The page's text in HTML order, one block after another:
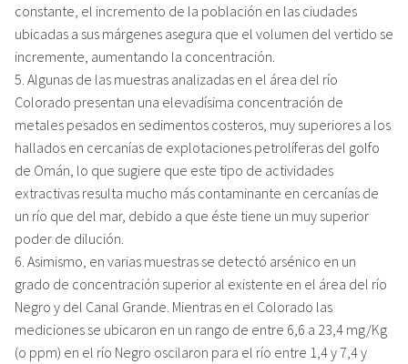
constante, el incremento de la población en las ciudades
ubicadas a sus márgenes asegura que el volumen del vertido se
incremente, aumentando la concentración.
5. Algunas de las muestras analizadas en el área del río
Colorado presentan una elevadísima concentración de
metales pesados en sedimentos costeros, muy superiores a los
hallados en cercanías de explotaciones petrolíferas del golfo
de Omán, lo que sugiere que este tipo de actividades
extractivas resulta mucho más contaminante en cercanías de
un río que del mar, debido a que éste tiene un muy superior
poder de dilución.
6. Asimismo, en varias muestras se detectó arsénico en un
grado de concentración superior al existente en el área del río
Negro y del Canal Grande. Mientras en el Colorado las
mediciones se ubicaron en un rango de entre 6,6 a 23,4 mg/Kg
(o ppm) en el río Negro oscilaron para el río entre 1,4 y 7,4 y